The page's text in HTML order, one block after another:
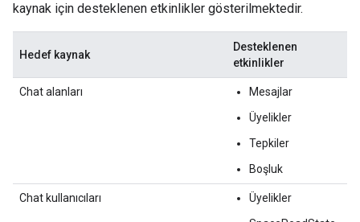
kaynak için desteklenen etkinlikler gösterilmektedir.
Hedef kaynak
Desteklenen
etkinlikler
Chat alanları
Mesajlar
Üyelikler
Tepkiler
Boşluk
Chat kullanıcıları
Üyelikler